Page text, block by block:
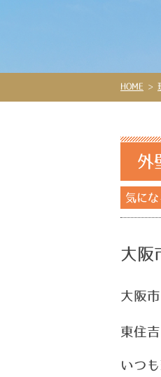
HOME >
外
気に
大阪
大阪
東住
いつ